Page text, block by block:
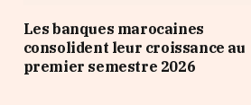
Les banques marocaines
consolident leur croissance au
premier semestre 2026